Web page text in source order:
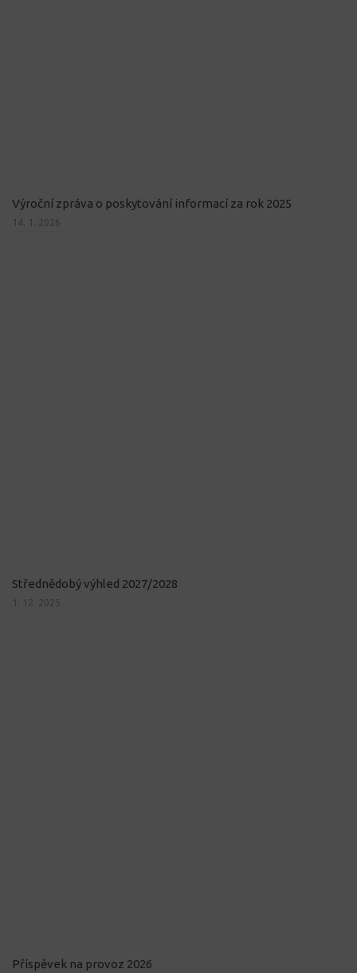
Výroční zpráva o poskytování informací za rok 2025
14. 1. 2026
Střednědobý výhled 2027/2028
1. 12. 2025
Příspěvek na provoz 2026